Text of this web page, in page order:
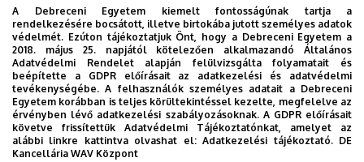
tanszékvezető egyetemi docens
Szilárdtest Fizikai Tanszék:Dr. Erdélyi Zoltán
tanszékvezető egyetemi tanár
Villamosmérnöki Tanszék:Dr. Petrik Péter
tanszékvezető, egyetemi tanár
Környezetfizikai Tanszék:Dr. Csige István
tanszékvezető tudományos tanácsadó
A Debreceni Egyetem kiemelt fontosságúnak tartja a
rendelkezésére bocsátott, illetve birtokába jutott személyes adatok
védelmét. Ezúton tájékoztatjuk Önt, hogy a Debreceni Egyetem a
2018. május 25. napjától kötelezően alkalmazandó Általános
Adatvédelmi Rendelet alapján felülvizsgálta folyamatait és
beépítette a GDPR előírásait az adatkezelési és adatvédelmi
tevékenységébe. A felhasználók személyes adatait a Debreceni
Egyetem korábban is teljes körültekintéssel kezelte, megfelelve az
érvényben lévő adatkezelési szabályozásoknak. A GDPR előírásait
követve frissítettük Adatvédelmi Tájékoztatónkat, amelyet az
alábbi linkre kattintva olvashat el:Adatkezelési tájékoztató. DE
Kancellária WAV Központ